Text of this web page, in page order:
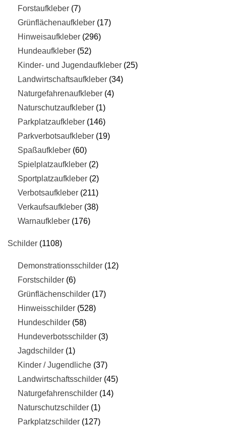
Forstaufkleber 7
Grünflächenaufkleber 17
Hinweisaufkleber 296
Hundeaufkleber 52
Kinder- und Jugendaufkleber 25
Landwirtschaftsaufkleber 34
Naturgefahrenaufkleber 4
Naturschutzaufkleber 1
Parkplatzaufkleber 146
Parkverbotsaufkleber 19
Spaßaufkleber 60
Spielplatzaufkleber 2
Sportplatzaufkleber 2
Verbotsaufkleber 211
Verkaufsaufkleber 38
Warnaufkleber 176
Schilder 1108
Demonstrationsschilder 12
Forstschilder 6
Grünflächenschilder 17
Hinweisschilder 528
Hundeschilder 58
Hundeverbotsschilder 3
Jagdschilder 1
Kinder / Jugendliche 37
Landwirtschaftsschilder 45
Naturgefahrenschilder 14
Naturschutzschilder 1
Parkplatzschilder 127